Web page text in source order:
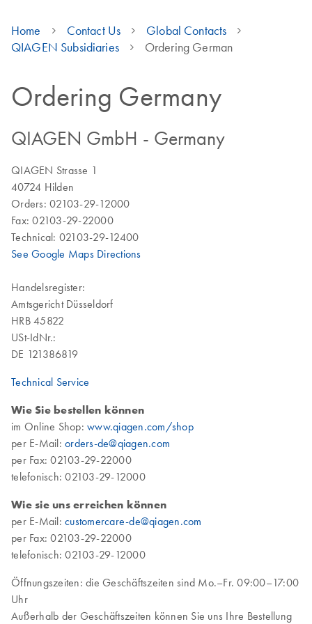
Home Contact Us
Global Contacts
QIAGEN Subsidiaries
Ordering German
Ordering Germany
QIAGEN GmbH - Germany
QIAGEN Strasse 1
40724 Hilden
Orders: 02103-29-12000
Fax: 02103-29-22000
Technical: 02103-29-12400
See Google Maps Directions
Handelsregister:
Amtsgericht Düsseldorf
HRB 45822
USt-IdNr.:
DE 121386819
Technical Service
Wie Sie bestellen können
im Online Shop: www.qiagen.com/shop
per E-Mail: orders-de@qiagen.com
per Fax: 02103-29-22000
telefonisch: 02103-29-12000
Wie sie uns erreichen können
per E-Mail: customercare-de@qiagen.com
per Fax: 02103-29-22000
telefonisch: 02103-29-12000
Öffnungszeiten: die Geschäftszeiten sind Mo.–Fr. 09:00–17:00
Uhr
Außerhalb der Geschäftszeiten können Sie uns Ihre Bestellung